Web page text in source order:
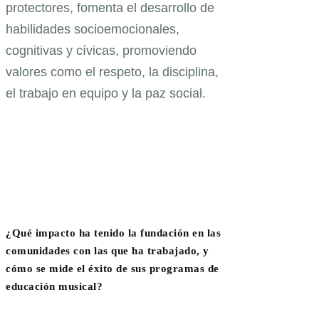
protectores, fomenta el desarrollo de
habilidades socioemocionales,
cognitivas y cívicas, promoviendo
valores como el respeto, la disciplina,
el trabajo en equipo y la paz social.
¿Qué impacto ha tenido la fundación en las
comunidades con las que ha trabajado, y
cómo se mide el éxito de sus programas de
educación musical?